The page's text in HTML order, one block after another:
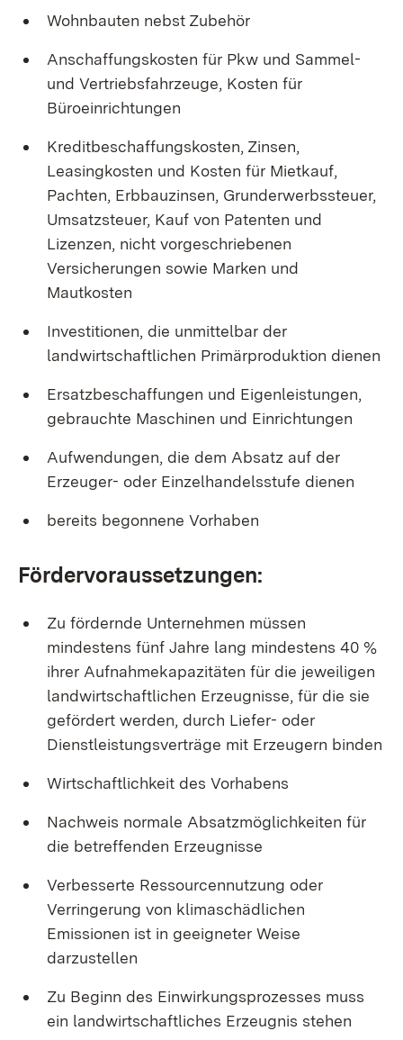
Wohnbauten nebst Zubehör
Anschaffungskosten für Pkw und Sammel-
und Vertriebsfahrzeuge, Kosten für
Büroeinrichtungen
Kreditbeschaffungskosten, Zinsen,
Leasingkosten und Kosten für Mietkauf,
Pachten, Erbbauzinsen, Grunderwerbssteuer,
Umsatzsteuer, Kauf von Patenten und
Lizenzen, nicht vorgeschriebenen
Versicherungen sowie Marken und
Mautkosten
Investitionen, die unmittelbar der
landwirtschaftlichen Primärproduktion dienen
Ersatzbeschaffungen und Eigenleistungen,
gebrauchte Maschinen und Einrichtungen
Aufwendungen, die dem Absatz auf der
Erzeuger- oder Einzelhandelsstufe dienen
bereits begonnene Vorhaben
Fördervoraussetzungen:
Zu fördernde Unternehmen müssen
mindestens fünf Jahre lang mindestens 40 %
ihrer Aufnahmekapazitäten für die jeweiligen
landwirtschaftlichen Erzeugnisse, für die sie
gefördert werden, durch Liefer- oder
Dienstleistungsverträge mit Erzeugern binden
Wirtschaftlichkeit des Vorhabens
Nachweis normale Absatzmöglichkeiten für
die betreffenden Erzeugnisse
Verbesserte Ressourcennutzung oder
Verringerung von klimaschädlichen
Emissionen ist in geeigneter Weise
darzustellen
Zu Beginn des Einwirkungsprozesses muss
ein landwirtschaftliches Erzeugnis stehen